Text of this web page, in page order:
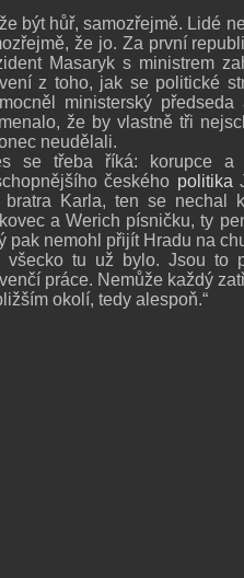
být hůř, samozřejmě. Lidé
že jo. Za první
Masaryk s ministrem
z toho, jak se politické
ministerský
že by vlastně tři
neudělali.
se třeba říká: korupce a
českého politika
bratra Karla, ten se nechal
a Werich písničku, ty
pak nemohl přijít Hradu na
všecko tu už bylo. Jsou to
práce. Nemůže každý
okolí, tedy alespoň.“